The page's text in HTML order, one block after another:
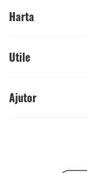
Harta
Utile
Ajutor